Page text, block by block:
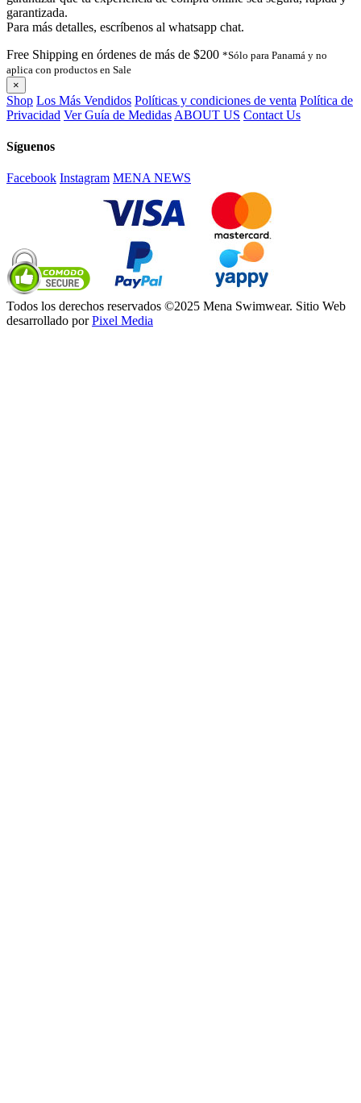
garantizada.
Para más detalles, escríbenos al whatsapp chat.
Free Shipping en órdenes de más de $200 *Sólo para Panamá y no
aplica con productos en Sale
×
Shop Los Más Vendidos Políticas y condiciones de venta Política de
Privacidad Ver Guía de Medidas ABOUT US Contact Us
Síguenos
Facebook Instagram MENA NEWS
Todos los derechos reservados ©2025 Mena Swimwear. Sitio Web
desarrollado porPixel Media